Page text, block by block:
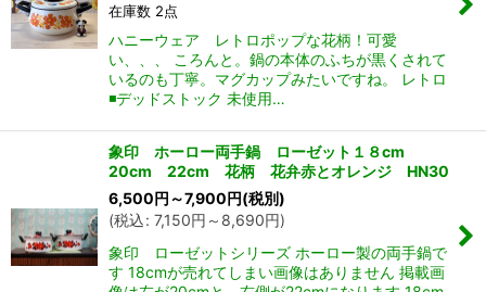
在庫数 2点
ハニーウェア レトロポップな花柄！可愛
い、、、 ころんと。鍋の本体のふちが黒くされて
いるのも丁寧。マグカップみたいですね。 レトロ
◾️デッドストック 未使用…
象印 ホーロー両手鍋 ローゼット１８cm
20cm 22cm 花柄 花弁赤とオレンジ HN30
6,500円 ～7,900円(税別)
(税込: 7,150円 ～8,690円)
象印 ローゼットシリーズ ホーロー製の両手鍋で
す 18cmが売れてしまい画像はありません 掲載画